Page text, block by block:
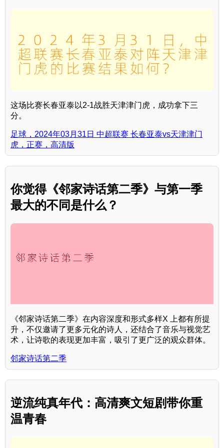
这场比赛长春亚泰以2-1战胜天津津门虎，成功拿下三
分。
足球，2024年03月31日 中超联赛 长春亚泰vs天津津门
虎，正赛，高清版
你觉得《邻家诗话第二季》与第一季
最大的不同是什么？
《邻家诗话第二季》在内容深度和形式多样X 上都有所提
升，不仅邀请了更多元化的诗人，还结合了音乐与视觉艺
术，让诗歌的表现更加丰富，吸引了更广泛的观众群体。
邻家诗话第二季
逆流纯真年代：高清爽文短剧带你重
温青春